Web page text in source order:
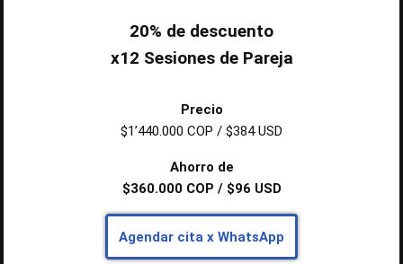
20% de descuento
x12 Sesiones de Pareja
Precio
$1’440.000 COP / $384 USD
Ahorro de
$360.000 COP / $96 USD
Agendar cita x WhatsApp